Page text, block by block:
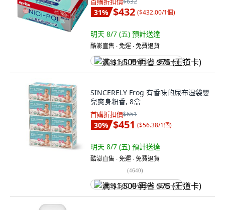
31% $432 ($432.00/1個)
明天 8/7 (五) 預計送達
酷澎直售 ∙ 免運 ∙ 免費退貨
满 $1,500 再省 $75 (王道卡)
SINCERELY Frog 有香味的尿布湿袋嬰
兒爽身粉香, 8盒
首購折扣價$651
30% $451 ($56.38/1個)
明天 8/7 (五) 預計送達
酷澎直售 ∙ 免運 ∙ 免費退貨
(4640)
满 $1,500 再省 $75 (王道卡)